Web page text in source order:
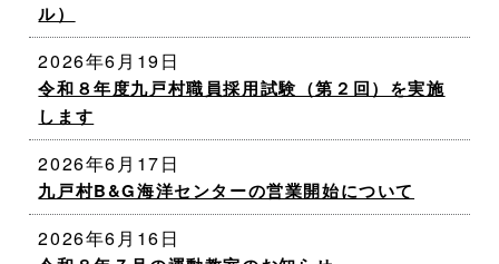
ル）
2026年6月19日
令和８年度九戸村職員採用試験（第２回）を実施
します
2026年6月17日
九戸村B&G海洋センターの営業開始について
2026年6月16日